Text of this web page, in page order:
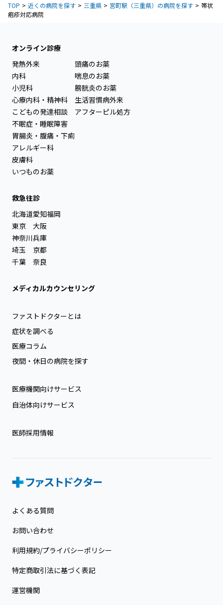
TOP 近くの病院を探す 三重県 宮町駅（三重県）の病院を探す
帯状
疱疹対応病院
オンライン診療
発熱外来
内科
小児科
心療内科・精神科
こどもの発達相談
不眠症・睡眠障害
胃腸炎・腹痛・下痢
アレルギー科
皮膚科
いつものお薬
頭痛のお薬
喘息のお薬
膀胱炎のお薬
生活習慣病外来
アフターピル処方
救急往診
北海道
東京
神奈川
埼玉
千葉
愛知
大阪
兵庫
京都
奈良
福岡
メディカルカウンセリング
ファストドクターとは
症状を調べる
医療コラム
夜間・休日の病院を探す
医療機関向けサービス
自治体向けサービス
医師採用情報
よくある質問
お問い合わせ
利用規約/プライバシーポリシー
特定商取引法に基づく表記
運営機関